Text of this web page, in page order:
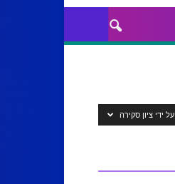
על ידי ציון סקירה